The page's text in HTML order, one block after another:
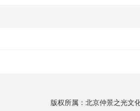
版权所属：北京仲景之光文